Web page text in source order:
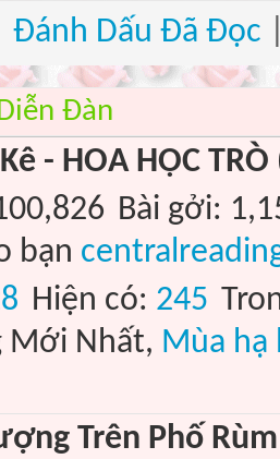
Ðánh Dấu Ðã Ðọc
Ðàn
- HOA HỌC
Bài gởi
bạn
Hiện có 245
Mới Nhất, Mùa hạ
Trên Phố Rùm